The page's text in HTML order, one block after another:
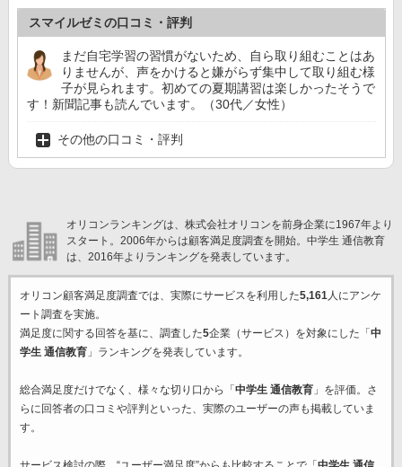
スマイルゼミの口コミ・評判
まだ自宅学習の習慣がないため、自ら取り組むことはあ
りませんが、声をかけると嫌がらず集中して取り組む様
子が見られます。初めての夏期講習は楽しかったそうで
す！新聞記事も読んでいます。（30代／女性）
その他の口コミ・評判
オリコンランキングは、株式会社オリコンを前身企業に1967年より
スタート。2006年からは顧客満足度調査を開始。中学生 通信教育
は、2016年よりランキングを発表しています。
オリコン顧客満足度調査では、実際にサービスを利用した5,161人にアンケ
ート調査を実施。
満足度に関する回答を基に、調査した5企業（サービス）を対象にした「 中
学生 通信教育」ランキングを発表しています。
総合満足度だけでなく、様々な切り口から「 中学生 通信教育」を評価。さ
らに回答者の口コミや評判といった、実際のユーザーの声も掲載していま
す。